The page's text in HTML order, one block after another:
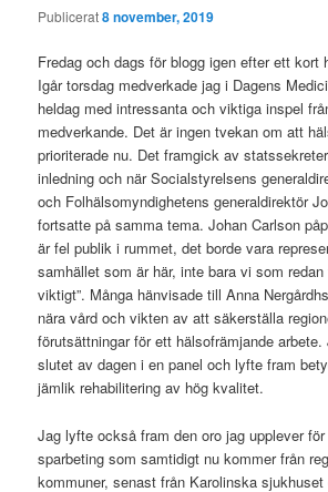
Publicerat8 november, 2019
Fredag och dags för blogg igen efter ett kort
Igår torsdag medverkade jag i Dagens
heldag med intressanta och viktiga inspel
medverkande. Det är ingen tvekan om att
prioriterade nu. Det framgick av
inledning och när Socialstyrelsens
och Folhälsomyndighetens generaldirektör
fortsatte på samma tema. Johan Carlson
är fel publik i rummet, det borde vara
samhället som är här, inte bara vi som
viktigt”. Många hänvisade till Anna
nära vård och vikten av att säkerställa
förutsättningar för ett hälsofrämjande
slutet av dagen i en panel och lyfte fram
jämlik rehabilitering av hög kvalitet.
Jag lyfte också fram den oro jag upplever
sparbeting som samtidigt nu kommer från
kommuner, senast från Karolinska